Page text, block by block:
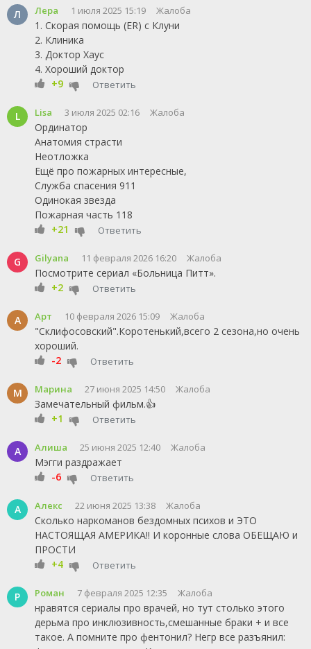
Л Лера 1 июля 2025 15:19 Жалоба
1. Скорая помощь (ER) с Клуни
2. Клиника
3. Доктор Хаус
4. Хороший доктор
+9
Ответить
L Lisa 3 июля 2025 02:16 Жалоба
Ординатор
Анатомия страсти
Неотложка
Ещё про пожарных интересные,
Служба спасения 911
Одинокая звезда
Пожарная часть 118
+21
Ответить
G Gilyana 11 февраля 2026 16:20 Жалоба
Посмотрите сериал «Больница Питт».
+2
Ответить
А Арт 10 февраля 2026 15:09 Жалоба
"Склифосовский".Коротенький,всего 2 сезона,но очень
хороший.
-2
Ответить
М Марина 27 июня 2025 14:50 Жалоба
Замечательный фильм.👍
+1
Ответить
А Алиша 25 июня 2025 12:40 Жалоба
Мэгги раздражает
-6
Ответить
А Алекс 22 июня 2025 13:38 Жалоба
Сколько наркоманов бездомных психов и ЭТО
НАСТОЯЩАЯ АМЕРИКА!! И коронные слова ОБЕЩАЮ и
ПРОСТИ
+4
Ответить
Р Роман 7 февраля 2025 12:35 Жалоба
нравятся сериалы про врачей, но тут столько этого
дерьма про инклюзивность,смешанные браки + и все
такое. А помните про фентонил? Негр все разъянил: